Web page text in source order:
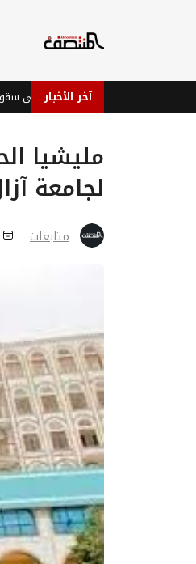
آخر الأخبار
قوات الطوارئ اليمنية تنفي سقوط
مليشيا
لجامعة
متابعات